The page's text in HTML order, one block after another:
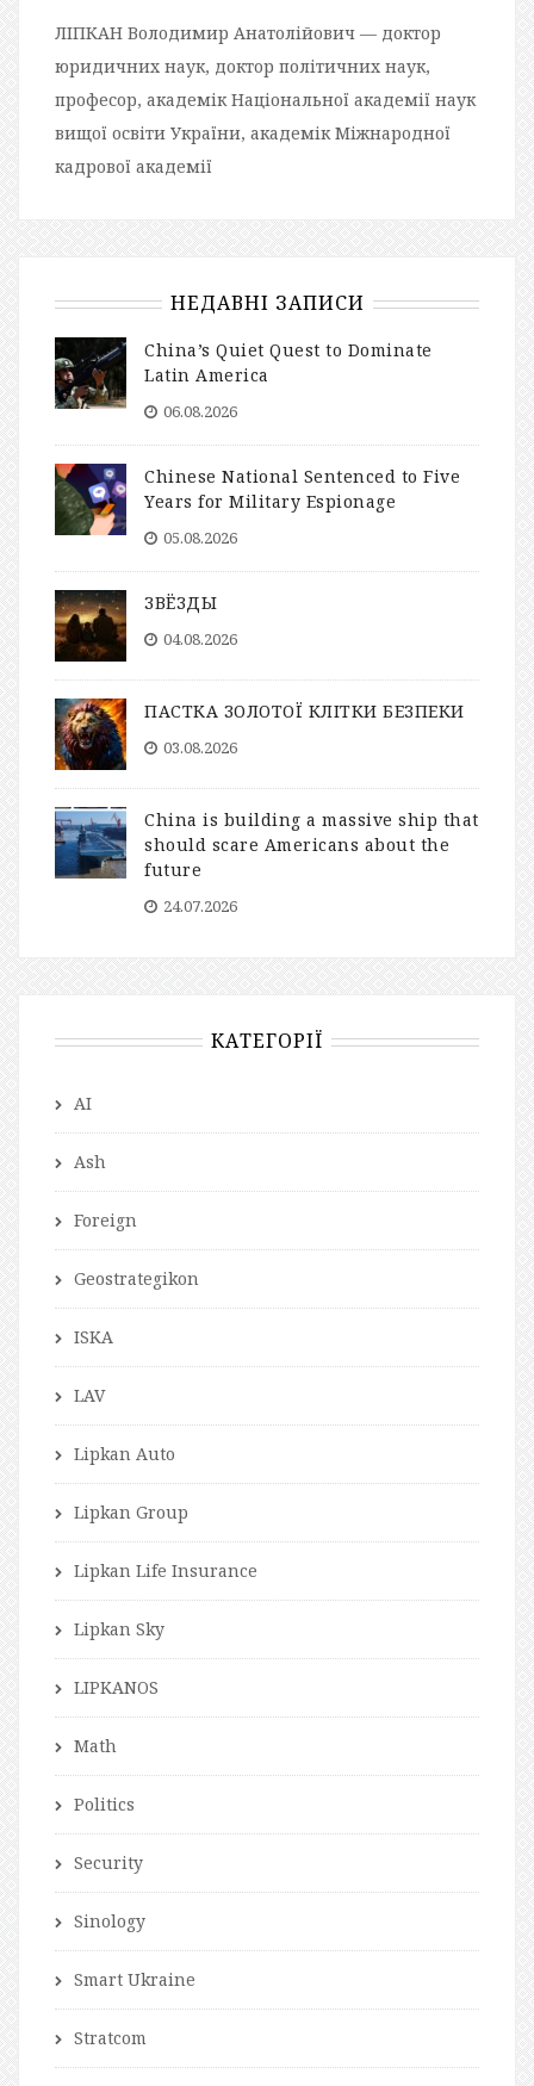
ЛІПКАН Володимир Анатолійович — доктор
юридичних наук, доктор політичних наук,
професор, академік Національної академії наук
вищої освіти України, академік Міжнародної
кадрової академії
НЕДАВНІ ЗАПИСИ
China’s Quiet Quest to Dominate
Latin America
06.08.2026
Chinese National Sentenced to Five
Years for Military Espionage
05.08.2026
ЗВЁЗДЫ
04.08.2026
ПАСТКА ЗОЛОТОЇ КЛІТКИ БЕЗПЕКИ
03.08.2026
China is building a massive ship that
should scare Americans about the
future
24.07.2026
КАТЕГОРІЇ
AI
Ash
Foreign
Geostrategikon
ISKA
LAV
Lipkan Auto
Lipkan Group
Lipkan Life Insurance
Lipkan Sky
LIPKANOS
Math
Politics
Security
Sinology
Smart Ukraine
Stratcom